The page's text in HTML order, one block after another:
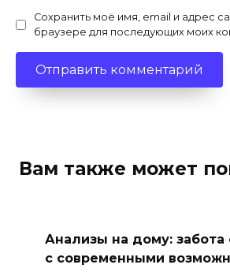
Сохранить моё имя, email и адрес
браузере для последующих моих
Вам также может
Анализы на дому: забота
с современными